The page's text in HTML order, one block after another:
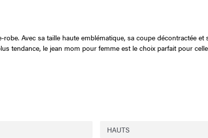
Avec sa taille haute emblématique, sa coupe décontractée
tendance, le jean mom pour femme est le choix parfait pour
HAUTS